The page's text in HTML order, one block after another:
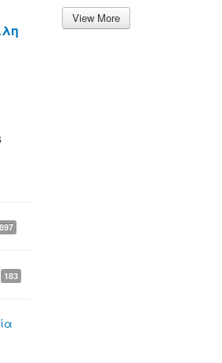
897
183
View More